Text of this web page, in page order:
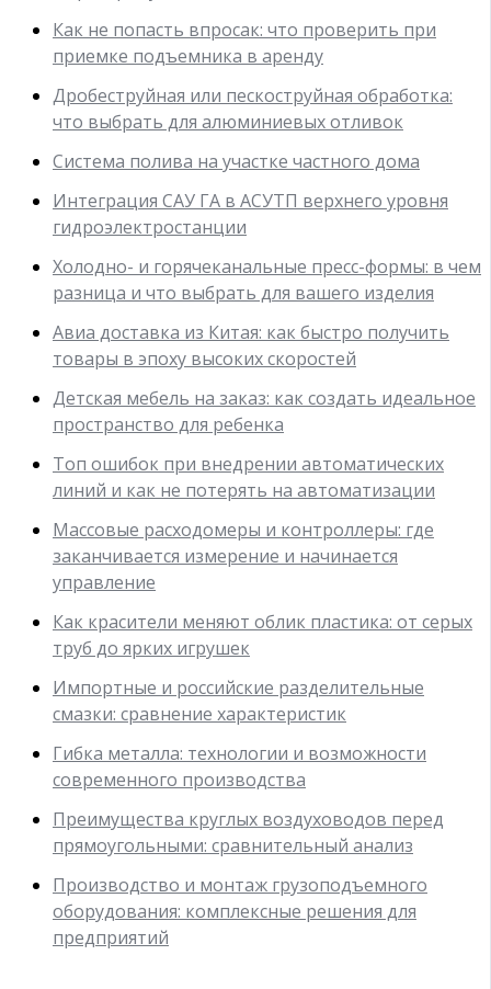
Как не попасть впросак: что проверить при
приемке подъемника в аренду
Дробеструйная или пескоструйная обработка:
что выбрать для алюминиевых отливок
Система полива на участке частного дома
Интеграция САУ ГА в АСУТП верхнего уровня
гидроэлектростанции
Холодно- и горячеканальные пресс-формы: в чем
разница и что выбрать для вашего изделия
Авиа доставка из Китая: как быстро получить
товары в эпоху высоких скоростей
Детская мебель на заказ: как создать идеальное
пространство для ребенка
Топ ошибок при внедрении автоматических
линий и как не потерять на автоматизации
Массовые расходомеры и контроллеры: где
заканчивается измерение и начинается
управление
Как красители меняют облик пластика: от серых
труб до ярких игрушек
Импортные и российские разделительные
смазки: сравнение характеристик
Гибка металла: технологии и возможности
современного производства
Преимущества круглых воздуховодов перед
прямоугольными: сравнительный анализ
Производство и монтаж грузоподъемного
оборудования: комплексные решения для
предприятий